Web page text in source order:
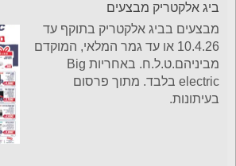
ביג אלקטריק מבצעים
מבצעים בביג אלקטריק בתוקף עד
10.4.26 או עד גמר המלאי, המוקדם
מביניהם.ט.ל.ח. באחריות Big
electric בלבד. מתוך פרסום
בעיתונות.